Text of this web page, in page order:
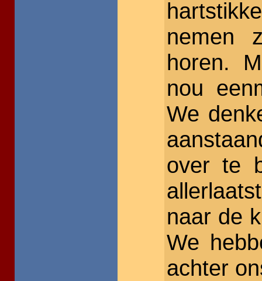
nemen
horen.
nou
We
over te
naar de
We
achter